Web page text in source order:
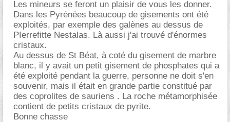
Les mineurs se feront un plaisir de vous les donner.
Dans les Pyrénées beaucoup de gisements ont été
exploités, par exemple des galènes au dessus de
PIerrefitte Nestalas. Là aussi j'ai trouvé d'énormes
cristaux.
Au dessus de St Béat, à coté du gisement de marbre
blanc, il y avait un petit gisement de phosphates qui a
été exploité pendant la guerre, personne ne doit s'en
souvenir, mais il était en grande partie constitué par
des coprolites de sauriens . La roche métamorphisée
contient de petits cristaux de pyrite.
Bonne chasse